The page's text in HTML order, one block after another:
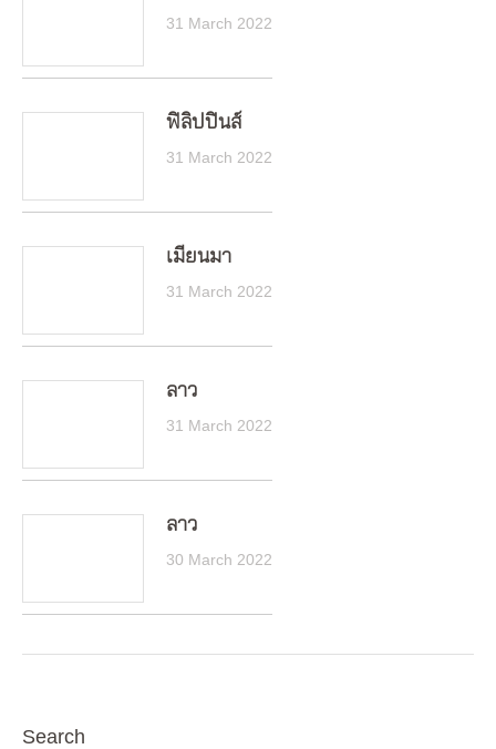
31 March 2022
ฟิลิปปินส์
31 March 2022
เมียนมา
31 March 2022
ลาว
31 March 2022
ลาว
30 March 2022
Search